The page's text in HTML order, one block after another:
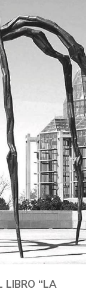
LIBRO “LA